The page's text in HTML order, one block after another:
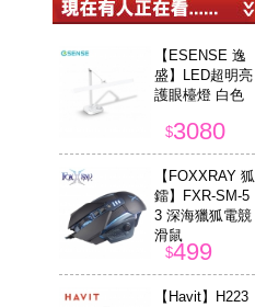
【ESENSE 逸
盛】LED超明亮
護眼檯燈 白色
$3080
【FOXXRAY 狐
鐳】FXR-SM-5
3 深海獵狐電競
滑鼠
$499
【Havit】H223